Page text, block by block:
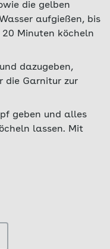
die gelben
aufgießen, bis
Minuten köcheln
dazugeben,
die Garnitur zur
geben und alles
lassen. Mit